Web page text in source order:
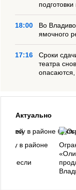
18:00
Во
ямочного
17:16
Сроки
театра
Актуально
лесу в районе
если